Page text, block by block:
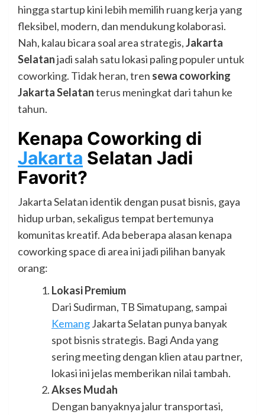
hingga startup kini lebih memilih ruang kerja yang
fleksibel, modern, dan mendukung kolaborasi.
Nah, kalau bicara soal area strategis,Jakarta
Selatanjadi salah satu lokasi paling populer untuk
coworking. Tidak heran, tren sewa coworking
Jakarta Selatanterus meningkat dari tahun ke
tahun.
Kenapa Coworking di
Jakarta Selatan Jadi
Favorit?
Jakarta Selatan identik dengan pusat bisnis, gaya
hidup urban, sekaligus tempat bertemunya
komunitas kreatif. Ada beberapa alasan kenapa
coworking space di area ini jadi pilihan banyak
orang:
Lokasi Premium
Dari Sudirman, TB Simatupang, sampai
KemangJakarta Selatan punya banyak
spot bisnis strategis. Bagi Anda yang
sering meeting dengan klien atau partner,
lokasi ini jelas memberikan nilai tambah.
Akses Mudah
Dengan banyaknya jalur transportasi,